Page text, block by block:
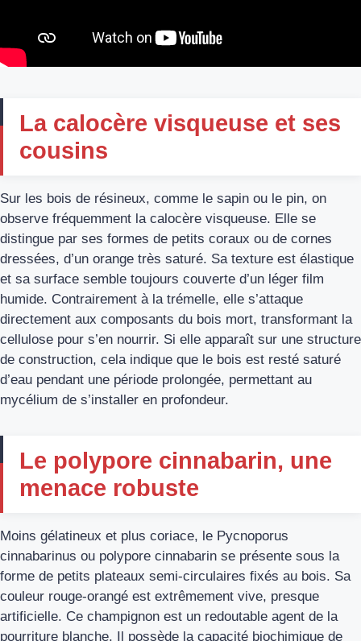
La calocère visqueuse et ses
cousins
Sur les bois de résineux, comme le sapin ou le pin, on
observe fréquemment la calocère visqueuse. Elle se
distingue par ses formes de petits coraux ou de cornes
dressées, d’un orange très saturé. Sa texture est élastique
et sa surface semble toujours couverte d’un léger film
humide. Contrairement à la trémelle, elle s’attaque
directement aux composants du bois mort, transformant la
cellulose pour s’en nourrir. Si elle apparaît sur une structure
de construction, cela indique que le bois est resté saturé
d’eau pendant une période prolongée, permettant au
mycélium de s’installer en profondeur.
Le polypore cinnabarin, une
menace robuste
Moins gélatineux et plus coriace, le Pycnoporus
cinnabarinus ou polypore cinnabarin se présente sous la
forme de petits plateaux semi-circulaires fixés au bois. Sa
couleur rouge-orangé est extrêmement vive, presque
artificielle. Ce champignon est un redoutable agent de la
pourriture blanche. Il possède la capacité biochimique de